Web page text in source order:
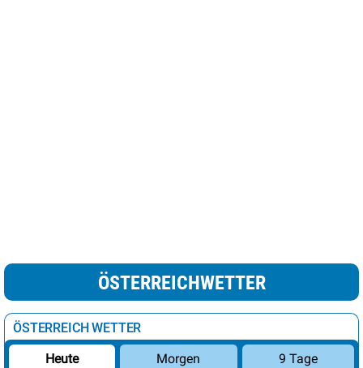
ÖSTERREICHWETTER
ÖSTERREICH WETTER
Heute Morgen 9 Tage